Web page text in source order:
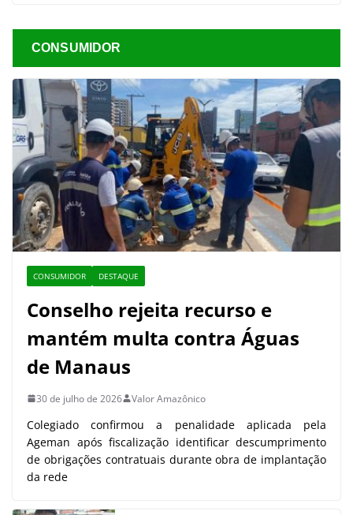
CONSUMIDOR
CONSUMIDOR DESTAQUE
Conselho rejeita recurso e
mantém multa contra Águas
de Manaus
30 de julho de 2026 Valor Amazônico
Colegiado confirmou a penalidade aplicada pela
Ageman após fiscalização identificar descumprimento
de obrigações contratuais durante obra de implantação
da rede